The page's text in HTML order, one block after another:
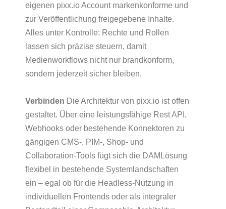
eigenen pixx.io Account markenkonforme und
zur Veröffentlichung freigegebene Inhalte.
Alles unter Kontrolle: Rechte und Rollen
lassen sich präzise steuern, damit
Medienworkflows nicht nur brandkonform,
sondern jederzeit sicher bleiben.
Verbinden Die Architektur von pixx.io ist offen
gestaltet. Über eine leistungsfähige Rest API,
Webhooks oder bestehende Konnektoren zu
gängigen CMS-, PIM-, Shop- und
Collaboration-Tools fügt sich die DAMLösung
flexibel in bestehende Systemlandschaften
ein – egal ob für die Headless-Nutzung in
individuellen Frontends oder als integraler